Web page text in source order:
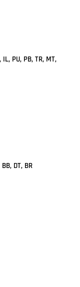
IL, PU, PB, TR, MT,
DT, BR